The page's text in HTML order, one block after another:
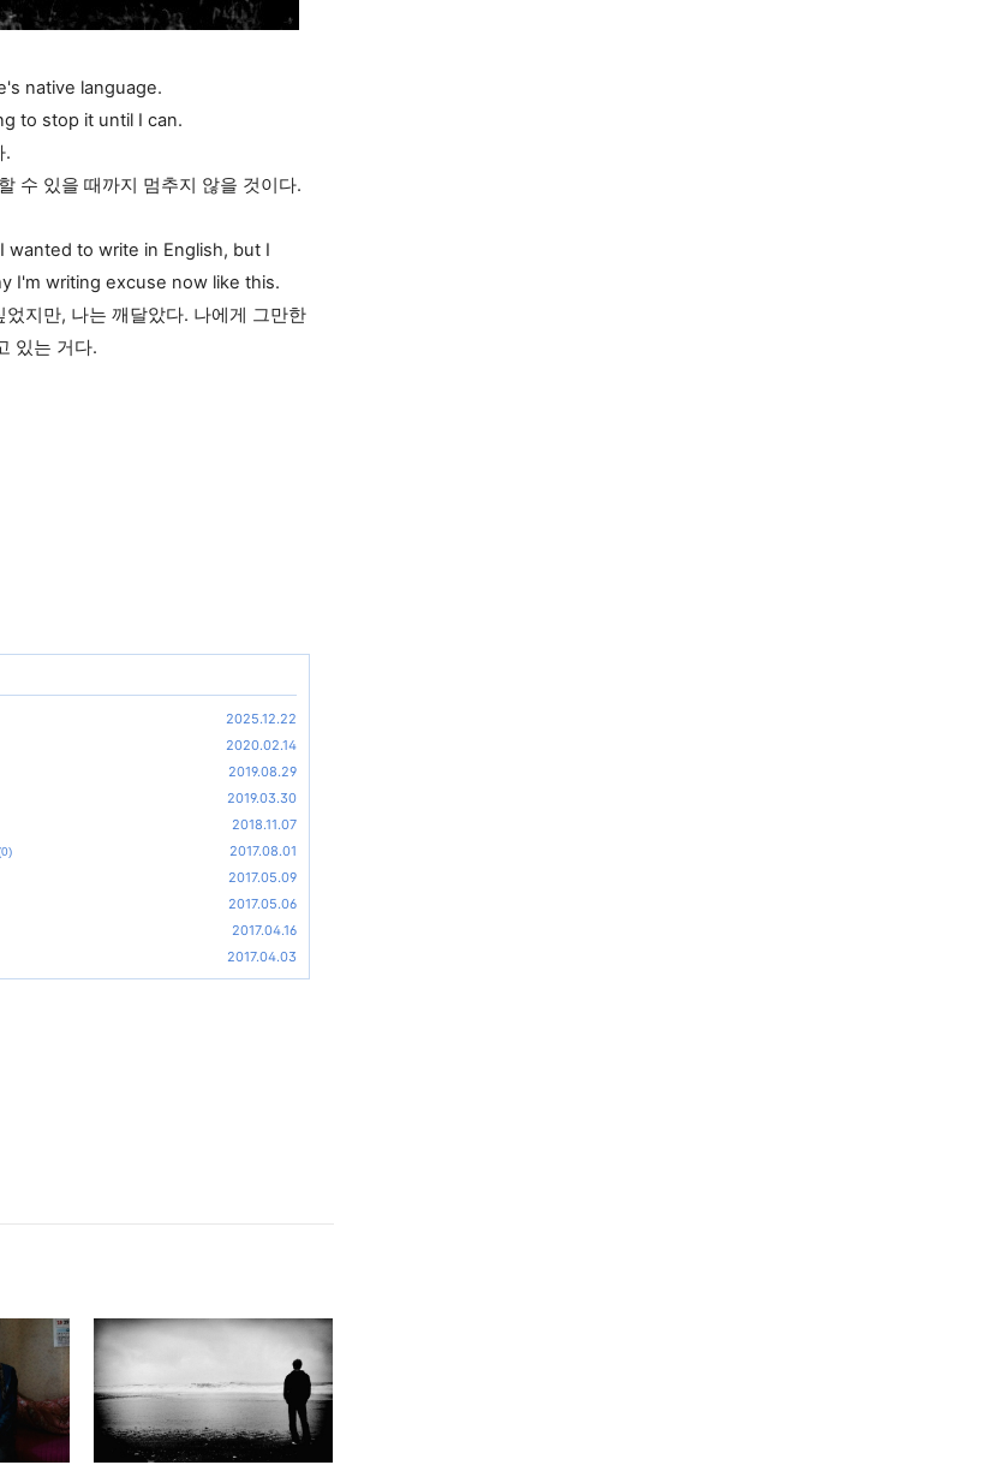
native language.
to stop it until I can.
.
수 있을 때까지 멈추지 않을 것이다.
to write in English, but I
I'm writing excuse now like this.
지만, 나는 깨달았다. 나에게 그만한
있는 거다.
2025.12.22
2020.02.14
2019.08.29
2019.03.30
2018.11.07
2017.08.01
2017.05.09
2017.05.06
2017.04.16
2017.04.03